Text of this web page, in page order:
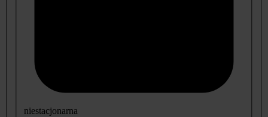
niestacjonarna